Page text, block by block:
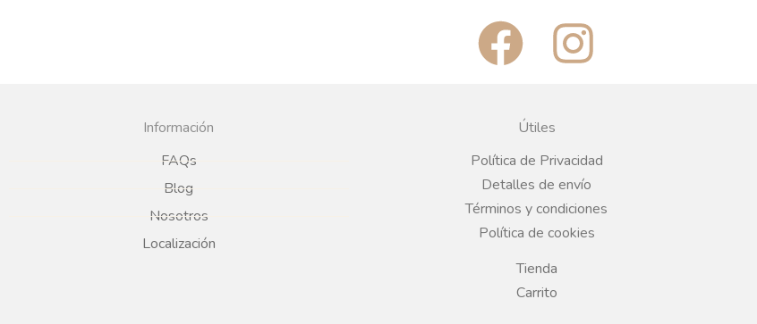
F
a
c
e
b
o
o
I
n
t
a
Información
FAQs
Blog
Nosotros
Localización
Útiles
Política de Privacidad
Detalles de envío
Términos y condiciones
Política de cookies
Tienda
Carrito